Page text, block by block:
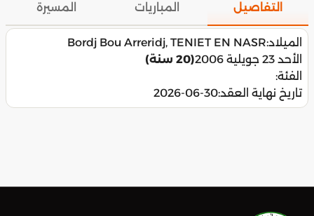
التفاصيل المباريات المسيرة
الميلاد:Bordj Bou Arreridj, TENIET EN NASR
الأحد 23 جويلية 2006
(20 سنة)
الفئة:
تاريخ نهاية العقد:2026-06-30